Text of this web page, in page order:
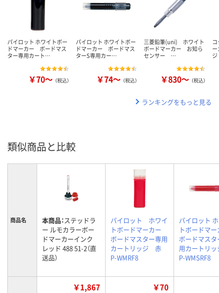
パイロット ホワイトボー
ドマーカー ボードマス
ター専用カート…
￥70～ （税込）
パイロット ホワイトボー
ドマーカー ボードマス
ターS専用カー…
￥74～ （税込）
三菱鉛筆(uni) ホワイト
ボードマーカー お知ら
センサー …
￥830～ （税込）
ランキングをもっと見る
類似商品と比較
商品名 本商品：ステッドラ
ー ルモカラーボー
ドマーカーインク
レッド 488 51-2（直
送品）
パイロット ホワイ
トボードマーカー
ボードマスター専用
カートリッジ 赤
P-WMRF8
パイロット
トボードマ
ボードマスタ
用カートリッ
P-WMSRF8
￥1,867 ￥70